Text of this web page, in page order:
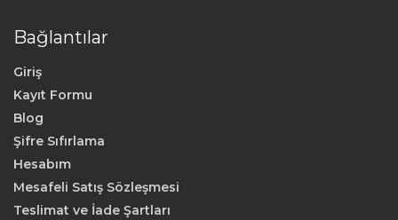
Bağlantılar
Giriş
Kayıt Formu
Blog
Şifre Sıfırlama
Hesabım
Mesafeli Satış Sözleşmesi
Teslimat ve İade Şartları